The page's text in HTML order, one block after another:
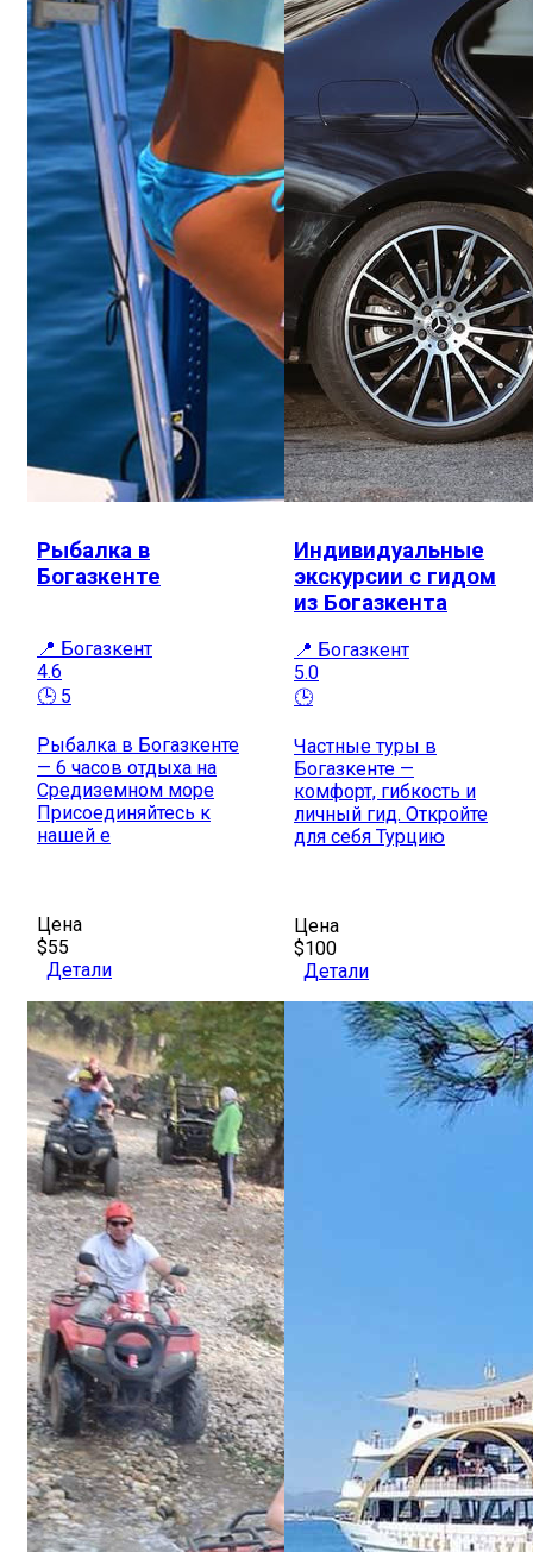
Рыбалка в
Богазкенте
📍 Богазкент
4.6
🕒 5
Рыбалка в Богазкенте
— 6 часов отдыха на
Средиземном море
Присоединяйтесь к
нашей е
Цена
$55
Детали
Индивидуальные
экскурсии с гидом
из Богазкента
📍 Богазкент
5.0
🕒
Частные туры в
Богазкенте —
комфорт, гибкость и
личный гид. Откройте
для себя Турцию
Цена
$100
Детали